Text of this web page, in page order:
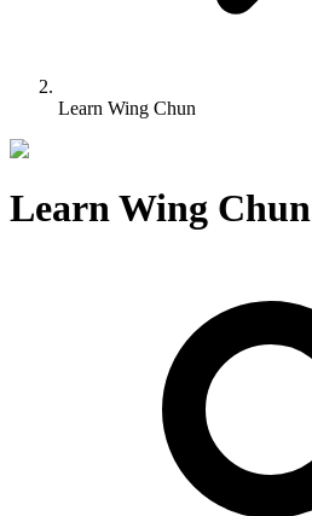
Learn Wing Chun
Learn Wing Chun